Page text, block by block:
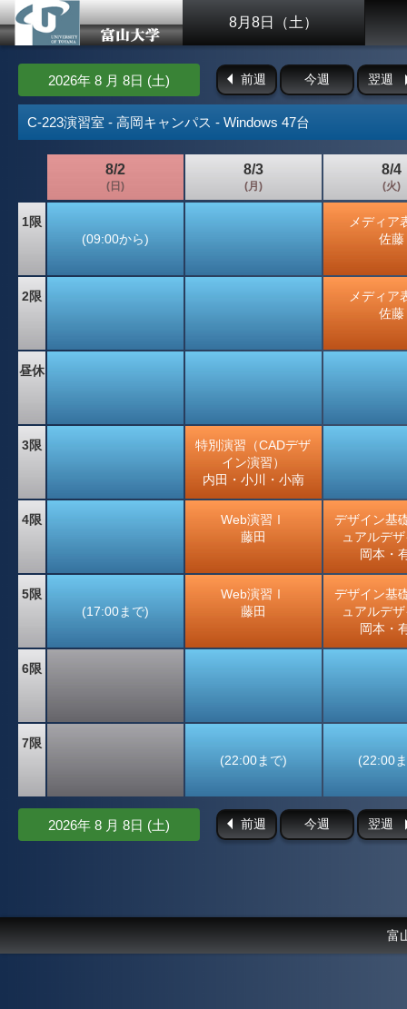
8月8日（土）
2026年 8 月 8日 (土) 前週 今週 翌週
C-223演習室 - 高岡キャンパス - Windows 47台
8/2
(日)
8/3
(月)
8/4
(火)
1限
2限
昼休
3限
4限
5限
6限
7限
(09:00から)
(17:00まで)
特別演習（CADデザ
イン演習）
内田・小川・小南
Web演習Ⅰ
藤田
Web演習Ⅰ
藤田
(22:00まで)
メディア
佐藤
メディア
佐藤
デザイン基
ュアルデ
岡本・
デザイン基
ュアルデ
岡本・
(22:00
2026年 8 月 8日 (土) 前週 今週 翌週
富